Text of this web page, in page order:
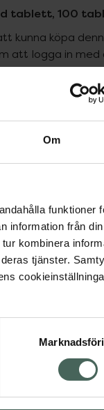
Om
funktioner
information från
kombinera
tjänster.
tablett, 100
kunna köpa
att logga in med
med recept
via ditt recept
och läkemedel